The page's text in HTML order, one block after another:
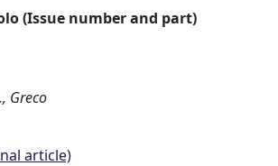
(Issue number and part)
Greco
article)